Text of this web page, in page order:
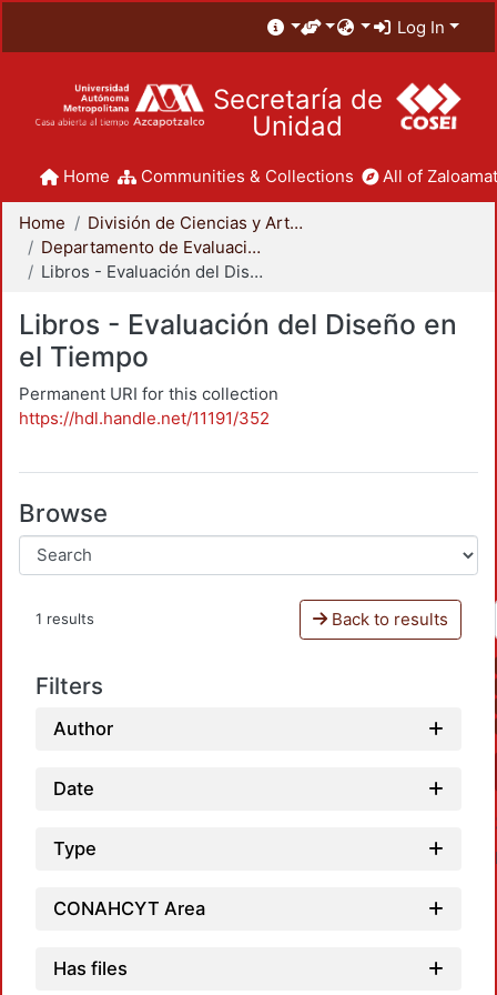
Log In
Secretaría de
Unidad
Home Communities & Collections All of
Home
División de Ciencias y Artes para el Diseño
Departamento de Evaluación del Diseño en el Tiempo
Libros - Evaluación del Diseño en el Tiempo
Libros - Evaluación del Diseño en
el Tiempo
Permanent URI for this collection
https://hdl.handle.net/11191/352
Browse
1 results Back to results
Filters
Author
Date
Type
CONAHCYT Area
Has files